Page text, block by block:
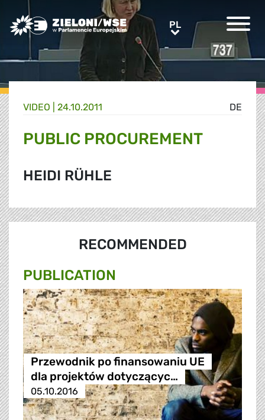
Greens/EFA Home PLPL
DE
VIDEO | 24.10.2011
PUBLIC PROCUREMENT
HEIDI RÜHLE
RECOMMENDED
PUBLICATION
Przewodnik po finansowaniu UE
dla projektów dotyczącyc…
05.10.2016